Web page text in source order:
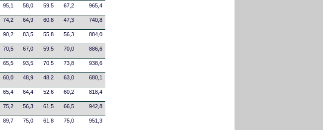
95,1 58,0 59,5 67,2 965,4
74,2 64,9 60,8 47,3 740,8
90,2 83,5 55,8 56,3 884,0
70,5 67,0 59,5 70,0 886,6
65,5 93,5 70,5 73,8 938,6
60,0 48,9 48,2 63,0 680,1
65,4 64,4 52,6 60,2 818,4
75,2 56,3 61,5 66,5 942,8
89,7 75,0 61,8 75,0 951,3